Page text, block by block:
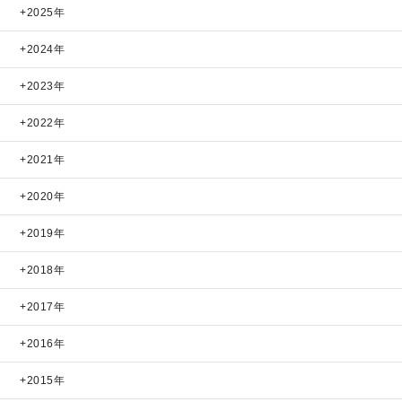
2025年
2024年
2023年
2022年
2021年
2020年
2019年
2018年
2017年
2016年
2015年